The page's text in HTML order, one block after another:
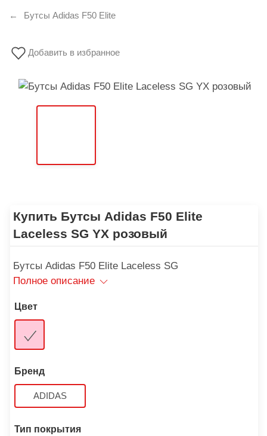
Бутсы Adidas F50 Elite
Добавить в избранное
Купить Бутсы Adidas F50 Elite
Laceless SG YX розовый
Бутсы Adidas F50 Elite Laceless SG
Полное описание
Цвет
Бренд
ADIDAS
Тип покрытия